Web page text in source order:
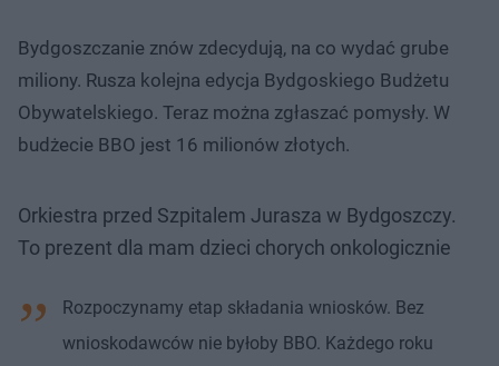
Bydgoszczanie znów zdecydują, na co wydać grube
miliony. Rusza kolejna edycja Bydgoskiego Budżetu
Obywatelskiego. Teraz można zgłaszać pomysły. W
budżecie BBO jest 16 milionów złotych.
Orkiestra przed Szpitalem Jurasza w Bydgoszczy.
To prezent dla mam dzieci chorych onkologicznie
Rozpoczynamy etap składania wniosków. Bez
wnioskodawców nie byłoby BBO. Każdego roku